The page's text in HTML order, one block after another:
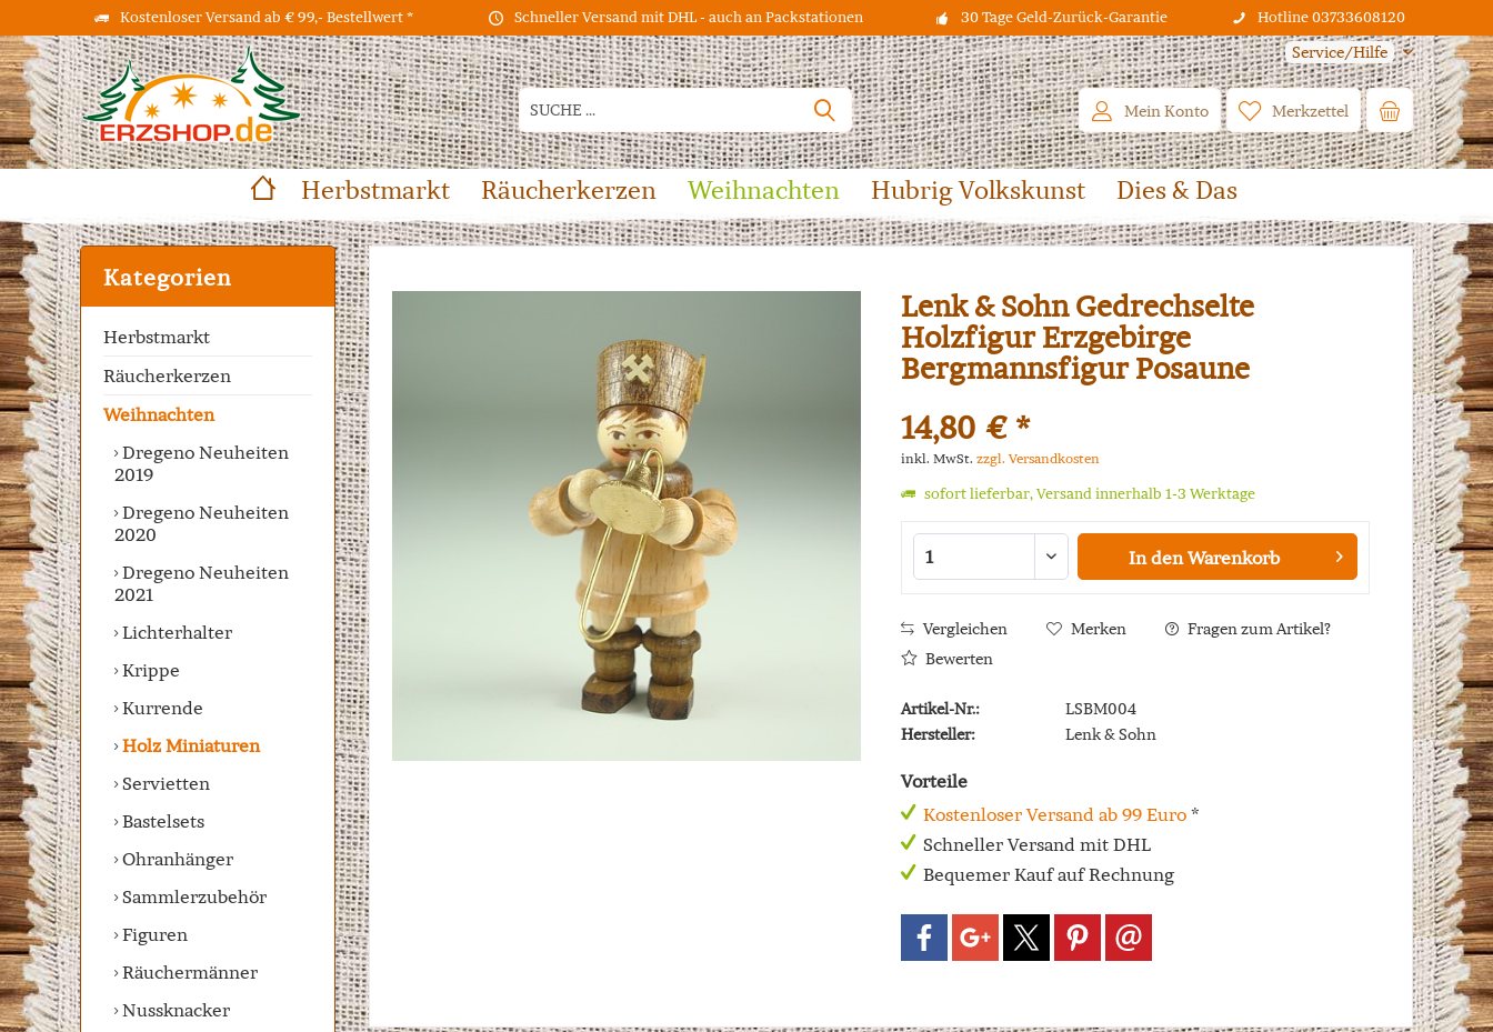
Kostenloser Versand ab € 99,- Bestellwert * Schneller Versand mit DHL - auch an Packstationen 30 Tage Geld-Zurück-Garantie Hotline 03733608120
Service/Hilfe
Merkzettel
Mein Konto
Herbstmarkt Räucherkerzen Weihnachten Hubrig Volkskunst Dies & Das
Kategorien
Herbstmarkt
Räucherkerzen
Weihnachten
Dregeno Neuheiten
2019
Dregeno Neuheiten
2020
Dregeno Neuheiten
2021
Lichterhalter
Krippe
Kurrende
Holz Miniaturen
Servietten
Bastelsets
Ohranhänger
Sammlerzubehör
Figuren
Räuchermänner
Nussknacker
Lenk & Sohn Gedrechselte
Holzfigur Erzgebirge
Bergmannsfigur Posaune
14,80 € *
inkl. MwSt. zzgl. Versandkosten
sofort lieferbar, Versand innerhalb 1-3 Werktage
In den Warenkorb
Vergleichen Merken
Fragen zum Artikel?
Bewerten
Artikel-Nr.:
LSBM004
Hersteller:
Lenk & Sohn
Vorteile
Kostenloser Versand ab 99 Euro*
Schneller Versand mit DHL
Bequemer Kauf auf Rechnung